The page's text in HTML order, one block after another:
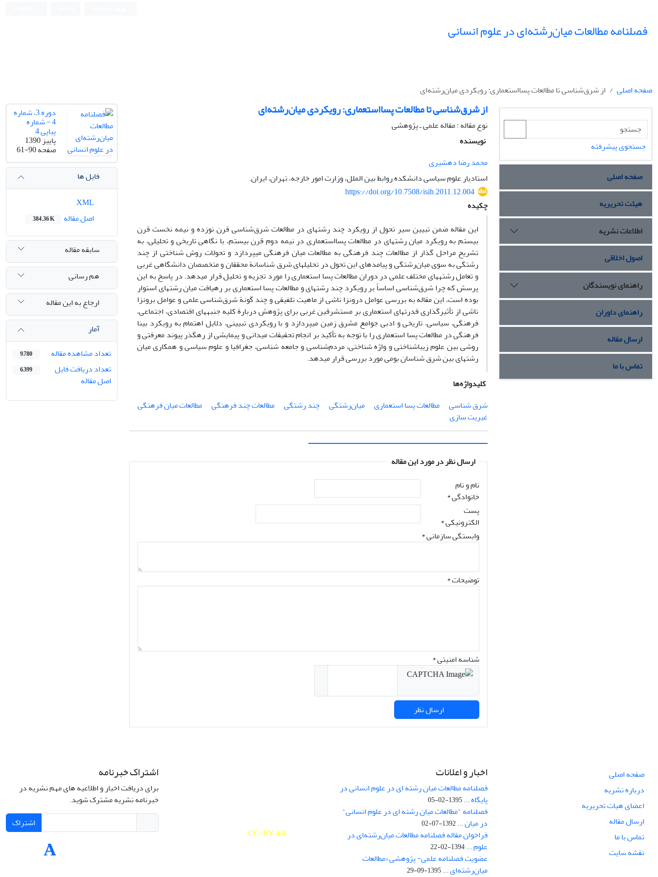
فصلنامه مطالعات میان‌رشته‌ای در علوم انسانی
صفحه اصلی از شرق‌شناسی تا مطالعات پسااستعماری: رویکردی میان‌رشته‌ای
از شرق‌شناسی تا مطالعات پسااستعماری: رویکردی میان‌رشته‌ای
نوع مقاله : مقاله علمی ـ پژوهشی
نویسنده
محمد رضا دهشیری
استادیار علوم سیاسی دانشکده روابط بین الملل، وزارت امور خارجه، تهران، ایران.
https://doi.org/10.7508/isih.2011.12.004
چکیده
این مقاله ضمن تبیین سیر تحول از رویکرد چند رشته­ای در مطالعات شرق‌شناسی قرن نوزده و نیمه نخست قرن
بیستم به رویکرد میان رشته­ای در مطالعات پسااستعماری در نیمه دوم قرن بیستم، با نگاهی تاریخی و تحلیلی، به
تشریح مراحل گذار از مطالعات چند فرهنگی به مطالعات میان فرهنگی می­پردازد و تحولات روش شناختی از چند
رشتگی به سوی میان‌رشتگی و پیامدهای این تحول در تحلیل­های شرق شناسانة محققان و متخصصان دانشگاهی غربی
و تعامل رشته­های مختلف علمی در دوران مطالعات پسا استعماری را مورد تجزیه و تحلیل قرار می­دهد. در پاسخ به این
پرسش که چرا شرق‌شناسی اساساً بر رویکرد چند رشته­ای و مطالعات پسا استعماری بر رهیافت میان رشته­ای استوار
بوده است، این مقاله به بررسی عوامل درونزا ناشی از ماهیت تلفیقی و چند گونة شرق‌شناسی علمی و عوامل برونزا
ناشی از تأثیرگذاری قدرت­های استعماری بر مستشرقین غربی برای پژوهش دربارة کلیه جنبه­های اقتصادی، اجتماعی،
فرهنگی، سیاسی، تاریخی و ادبی جوامع مشرق زمین می­پردازد و با رویکردی تبیینی، دلایل اهتمام به رویکرد بینا
فرهنگی در مطالعات پسا استعماری را با توجه به تأکید بر انجام تحقیقات میدانی و پیمایشی از رهگذر پیوند معرفتی و
روشی بین علوم زیباشناختی و واژه شناختی، مردم‌شناسی و جامعه شناسی، جغرافیا و علوم سیاسی و همکاری میان
رشته­ای بین شرق شناسان بومی مورد بررسی قرار می­دهد.
کلیدواژه‌ها
شرق شناسی
مطالعات پسا استعماری میان‌رشتگی چند رشتگی مطالعات چند فرهنگی
مطالعات میان فرهنگی
غیریت سازی
ارسال نظر در مورد این مقاله
نام و نام
خانوادگی*
پست
الکترونیکی*
وابستگی سازمانی *
توضیحات *
شناسه امنیتی *
دوره 3، شماره
4 - شماره
پیاپی 4
پاییز 1390
صفحه61-90
فایل ها
اصل مقاله
384.36 K
سابقه مقاله
هم رسانی
ارجاع به این مقاله
آمار
تعداد مشاهده مقاله
9,780
تعداد دریافت فایل
اصل مقاله
6,399
جستجوی پیشرفته
صفحه اصلی
هیئت تحریریه
اطلاعات نشریه
اصول اخلاقی
راهنمای نویسندگان
راهنمای داوران
ارسال مقاله
تماس با ما
صفحه اصلی
درباره نشریه
اعضای هیات تحریریه
ارسال مقاله
تماس با ما
نقشه سایت
اخبار و اعلانات
فصلنامه مطالعات میان رشته ای در علوم انسانی در
پایگاه ...1395-02-05
فصلنامه "مطالعات میان رشته ای در علوم انسانی"
در میان ...1392-07-02
فراخوان مقاله فصلنامه مطالعات میان‌رشته‌ای در
علوم ...1394-02-22
عضویت فصلنامه علمی- پژوهشی «مطالعات
میان‌رشته‌ای ...1395-09-29
CC-BY 4.0
اشتراک خبرنامه
برای دریافت اخبار و اطلاعیه های مهم نشریه در
خبرنامه نشریه مشترک شوید.
اشتراک